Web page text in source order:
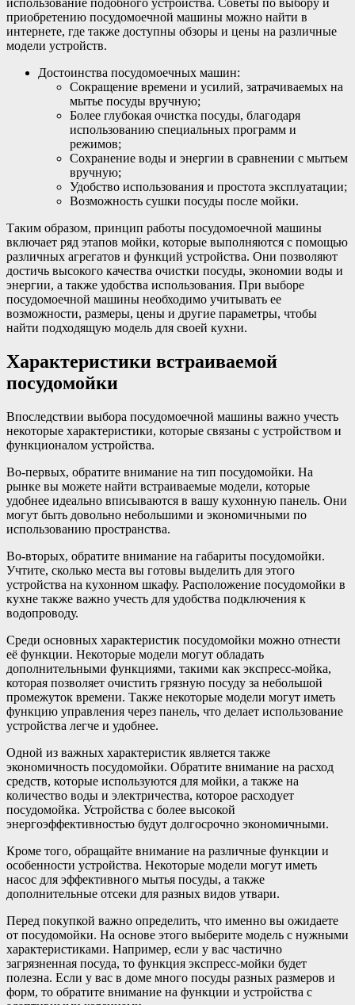
использование подобного устройства. Советы по выбору и
приобретению посудомоечной машины можно найти в
интернете, где также доступны обзоры и цены на различные
модели устройств.
Достоинства посудомоечных машин:
Сокращение времени и усилий, затрачиваемых на
мытье посуды вручную;
Более глубокая очистка посуды, благодаря
использованию специальных программ и
режимов;
Сохранение воды и энергии в сравнении с мытьем
вручную;
Удобство использования и простота эксплуатации;
Возможность сушки посуды после мойки.
Таким образом, принцип работы посудомоечной машины
включает ряд этапов мойки, которые выполняются с помощью
различных агрегатов и функций устройства. Они позволяют
достичь высокого качества очистки посуды, экономии воды и
энергии, а также удобства использования. При выборе
посудомоечной машины необходимо учитывать ее
возможности, размеры, цены и другие параметры, чтобы
найти подходящую модель для своей кухни.
Характеристики встраиваемой
посудомойки
Впоследствии выбора посудомоечной машины важно учесть
некоторые характеристики, которые связаны с устройством и
функционалом устройства.
Во-первых, обратите внимание на тип посудомойки. На
рынке вы можете найти встраиваемые модели, которые
удобнее идеально вписываются в вашу кухонную панель. Они
могут быть довольно небольшими и экономичными по
использованию пространства.
Во-вторых, обратите внимание на габариты посудомойки.
Учтите, сколько места вы готовы выделить для этого
устройства на кухонном шкафу. Расположение посудомойки в
кухне также важно учесть для удобства подключения к
водопроводу.
Среди основных характеристик посудомойки можно отнести
её функции. Некоторые модели могут обладать
дополнительными функциями, такими как экспресс-мойка,
которая позволяет очистить грязную посуду за небольшой
промежуток времени. Также некоторые модели могут иметь
функцию управления через панель, что делает использование
устройства легче и удобнее.
Одной из важных характеристик является также
экономичность посудомойки. Обратите внимание на расход
средств, которые используются для мойки, а также на
количество воды и электричества, которое расходует
посудомойка. Устройства с более высокой
энергоэффективностью будут долгосрочно экономичными.
Кроме того, обращайте внимание на различные функции и
особенности устройства. Некоторые модели могут иметь
насос для эффективного мытья посуды, а также
дополнительные отсеки для разных видов утвари.
Перед покупкой важно определить, что именно вы ожидаете
от посудомойки. На основе этого выберите модель с нужными
характеристиками. Например, если у вас частично
загрязненная посуда, то функция экспресс-мойки будет
полезна. Если у вас в доме много посуды разных размеров и
форм, то обратите внимание на функции и устройства с